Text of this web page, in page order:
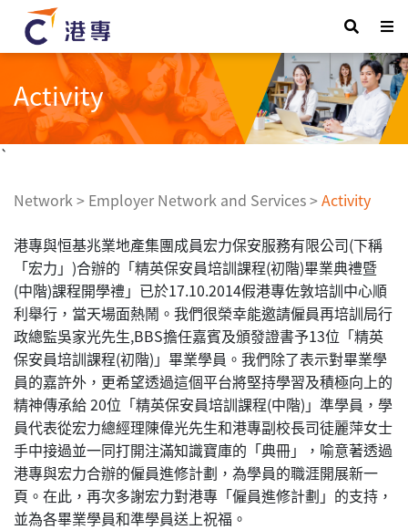
Activity
`
Network> Employer Network and Services>Activity
港專與恒基兆業地產集團成員宏力保安服務有限公司(下稱
「宏力」)合辦的「精英保安員培訓課程(初階)畢業典禮暨
(中階)課程開學禮」已於17.10.2014假港專佐敦培訓中心順
利舉行，當天場面熱鬧。我們很榮幸能邀請僱員再培訓局行
政總監吳家光先生,BBS擔任嘉賓及頒發證書予13位「精英
保安員培訓課程(初階)」畢業學員。我們除了表示對畢業學
員的嘉許外，更希望透過這個平台將堅持學習及積極向上的
精神傳承給 20位「精英保安員培訓課程(中階)」準學員，學
員代表從宏力總經理陳偉光先生和港專副校長司徒麗萍女士
手中接過並一同打開注滿知識寶庫的「典冊」，喻意著透過
港專與宏力合辦的僱員進修計劃，為學員的職涯開展新一
頁。在此，再次多謝宏力對港專「僱員進修計劃」的支持，
並為各畢業學員和準學員送上祝福。